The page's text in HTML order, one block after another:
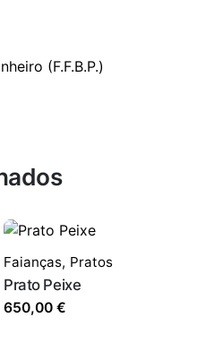
(F.F.B.P.)
Faianças, Pratos
Prato Peixe
650,00 €